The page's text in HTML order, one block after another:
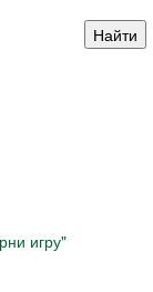
игру"